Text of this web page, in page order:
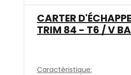
CARTER
TRIM 84 - T6 / V
Caractéristique: